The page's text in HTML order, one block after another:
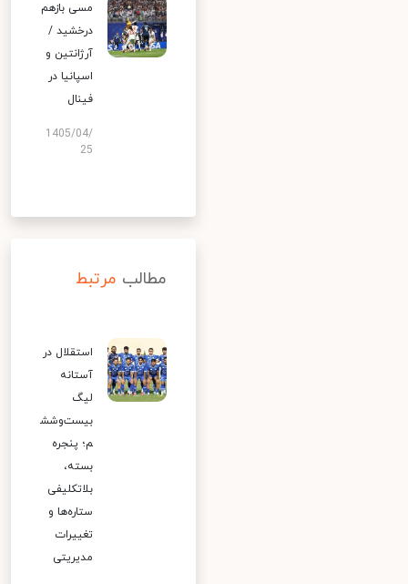
مسی بازهم
درخشید /
آرژانتین و
اسپانیا در
فینال
1405/04/
25
مطالب مرتبط
استقلال در
آستانه
لیگ
بیست‌وشش
م؛ پنجره
بسته،
بلاتکلیفی
ستاره‌ها و
تغییرات
مدیریتی